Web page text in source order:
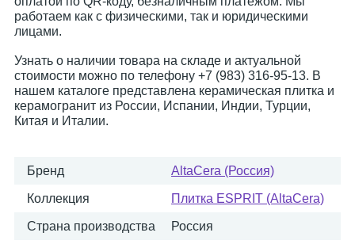
работаем как с физическими, так и юридическими
лицами.
Узнать о наличии товара на складе и актуальной
стоимости можно по телефону +7 (983) 316-95-13. В
нашем каталоге представлена керамическая плитка и
керамогранит из России, Испании, Индии, Турции,
Китая и Италии.
Бренд AltaCera (Россия)
Коллекция Плитка ESPRIT (AltaCera)
Страна производства Россия